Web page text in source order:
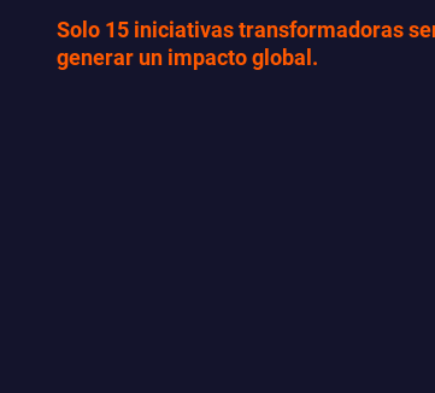
Solo 15 iniciativas transformadoras
generar un impacto global.